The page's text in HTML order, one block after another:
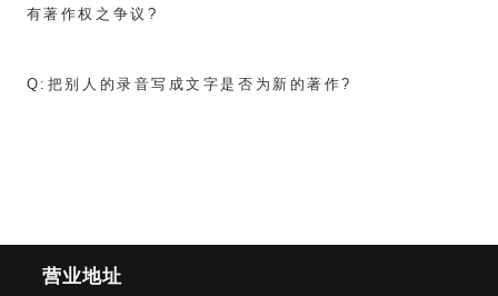
有著作权之争议?
Q: 把别人的录音写成文字是否为新的著作?
营业地址